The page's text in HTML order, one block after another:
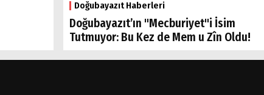
Doğubayazıt Haberleri
Doğubayazıt’ın "Mecburiyet"i İsim
Tutmuyor: Bu Kez de Mem u Zîn Oldu!